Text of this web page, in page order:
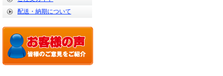
配送・納期について